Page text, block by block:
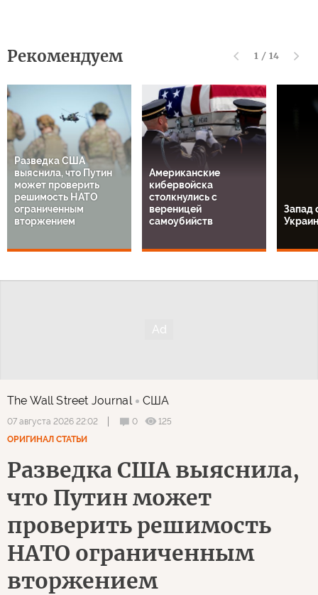
Рекомендуем 1 / 14
Разведка США
выяснила, что Путин
может проверить
решимость НАТО
ограниченным
вторжением
Американские
кибервойска
столкнулись с
вереницей
самоубийств
Запад
The Wall Street Journal США
07 августа 2026 22:02 0
125
ОРИГИНАЛ СТАТЬИ
Разведка США выяснила,
что Путин может
проверить решимость
НАТО ограниченным
вторжением